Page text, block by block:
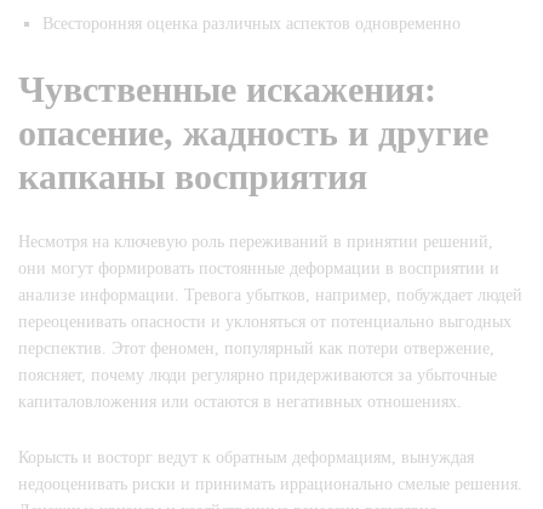
Всесторонняя оценка различных аспектов одновременно
Чувственные искажения:
опасение, жадность и другие
капканы восприятия
Несмотря на ключевую роль переживаний в принятии решений,
они могут формировать постоянные деформации в восприятии и
анализе информации. Тревога убытков, например, побуждает людей
переоценивать опасности и уклоняться от потенциально выгодных
перспектив. Этот феномен, популярный как потери отвержение,
поясняет, почему люди регулярно придерживаются за убыточные
капиталовложения или остаются в негативных отношениях.
Корысть и восторг ведут к обратным деформациям, вынуждая
недооценивать риски и принимать иррационально смелые решения.